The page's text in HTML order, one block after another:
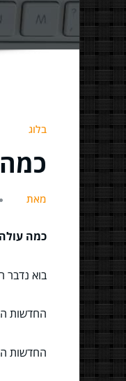
בלוג
מאת
כמה
בוא
החדשות
החדשות